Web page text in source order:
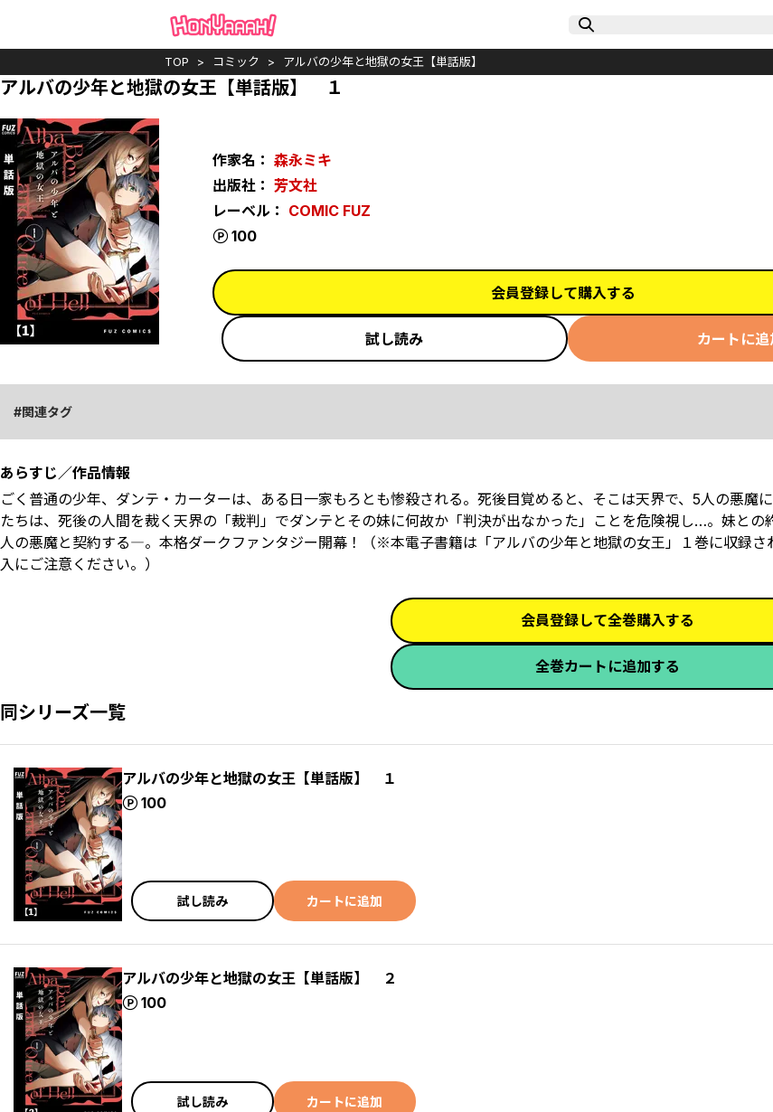
TOP コミック アルバの少年と地獄の女王【単話版】
アルバの少年と地獄の女王【単話版】 １
作家名： 森永ミキ
出版社： 芳文社
レーベル： COMIC FUZ
100
ポイント
会員登録して購入する
試し読み カートに追
関連タグ
あらすじ／作品情報
ごく普通の少年、ダンテ・カーターは、ある日一家もろとも惨殺される。死後目覚めると、そこは天界で、5人の悪魔
たちは、死後の人間を裁く天界の「裁判」でダンテとその妹に何故か「判決が出なかった」ことを危険視し…。妹との
人の悪魔と契約する―。本格ダークファンタジー開幕！（※本電子書籍は「アルバの少年と地獄の女王」１巻に収録さ
入にご注意ください。）
会員登録して全巻購入する
全巻カートに追加する
同シリーズ一覧
アルバの少年と地獄の女王【単話版】 １
100
ポイント
試し読み カートに追加
アルバの少年と地獄の女王【単話版】 ２
100
ポイント
試し読み カートに追加